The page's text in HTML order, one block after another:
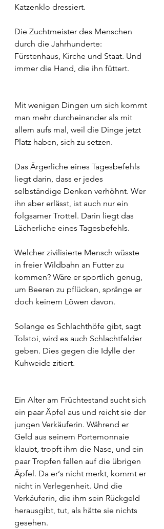
Katzenklo dressiert.
Die Zuchtmeister des Menschen
durch die Jahrhunderte:
Fürstenhaus, Kirche und Staat. Und
immer die Hand, die ihn füttert.
Mit wenigen Dingen um sich kommt
man mehr durcheinander als mit
allem aufs mal, weil die Dinge jetzt
Platz haben, sich zu setzen.
Das Ärgerliche eines Tagesbefehls
liegt darin, dass er jedes
selbständige Denken verhöhnt. Wer
ihn aber erlässt, ist auch nur ein
folgsamer Trottel. Darin liegt das
Lächerliche eines Tagesbefehls.
Welcher zivilisierte Mensch wüsste
in freier Wildbahn an Futter zu
kommen? Wäre er sportlich genug,
um Beeren zu pflücken, spränge er
doch keinem Löwen davon.
Solange es Schlachthöfe gibt, sagt
Tolstoi, wird es auch Schlachtfelder
geben. Dies gegen die Idylle der
Kuhweide zitiert.
Ein Alter am Früchtestand sucht sich
ein paar Äpfel aus und reicht sie der
jungen Verkäuferin. Während er
Geld aus seinem Portemonnaie
klaubt, tropft ihm die Nase, und ein
paar Tropfen fallen auf die übrigen
Äpfel. Da er‘s nicht merkt, kommt er
nicht in Verlegenheit. Und die
Verkäuferin, die ihm sein Rückgeld
herausgibt, tut, als hätte sie nichts
gesehen.